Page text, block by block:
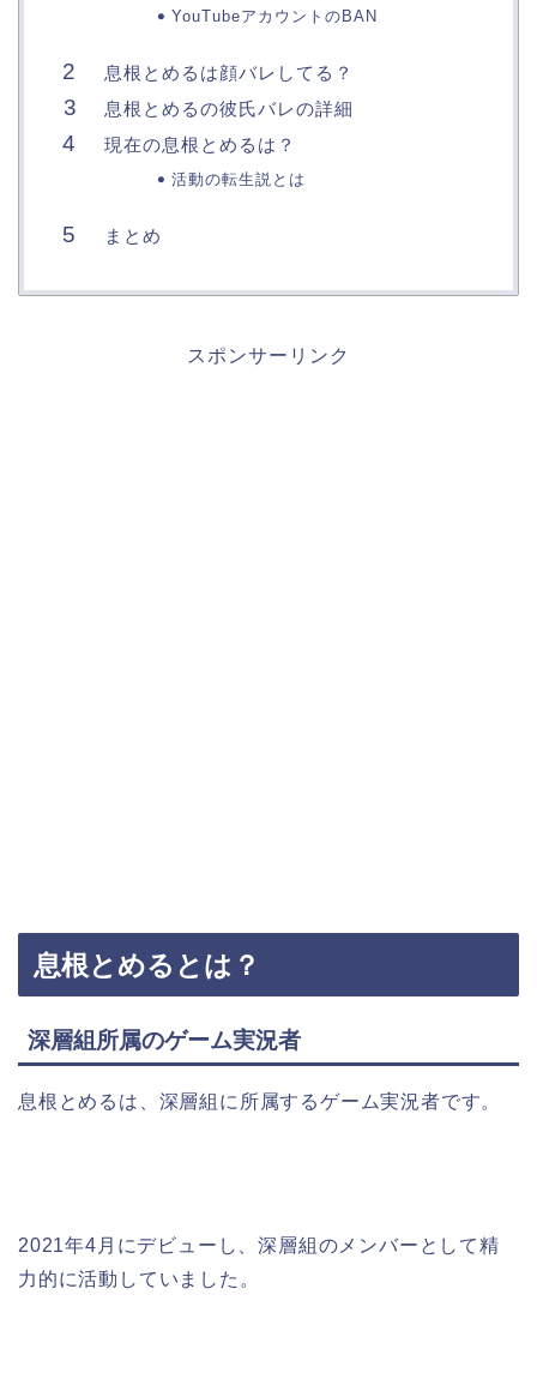
YouTubeアカウントのBAN
息根とめるは顔バレしてる？
息根とめるの彼氏バレの詳細
現在の息根とめるは？
活動の転生説とは
まとめ
スポンサーリンク
息根とめるとは？
深層組所属のゲーム実況者
息根とめるは、深層組に所属するゲーム実況者です。
2021年4月にデビューし、深層組のメンバーとして精
力的に活動していました。